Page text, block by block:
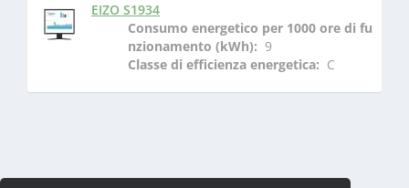
EIZO S1934
Consumo energetico per 1000 ore di fu
nzionamento (kWh): 9
Classe di efficienza energetica: C